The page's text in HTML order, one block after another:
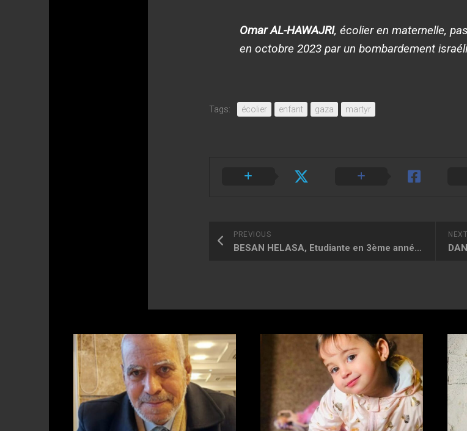
Omar AL-HAWAJRI, écolier en maternelle,
en octobre 2023 par un bombardement
Tags: écolier enfant gaza martyr
NEXT
PREVIOUS
BESAN HELASA, Etudiante en 3ème année de Médecine